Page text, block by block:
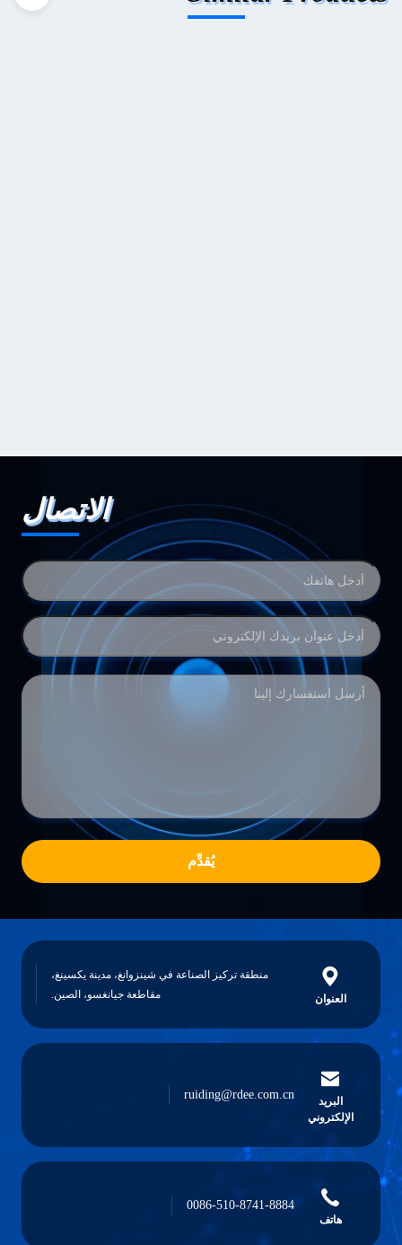
الاتصال
يُقدِّم
العنوان
منطقة تركيز الصناعة في شينزوانغ، مدينة يكسينغ،
مقاطعة جيانغسو، الصين.
البريد
الإلكتروني
ruiding@rdee.com.cn
هاتف
0086-510-8741-8884